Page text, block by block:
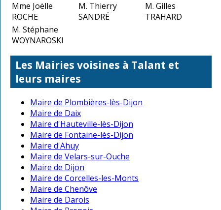
Mme Joëlle
ROCHE
M. Thierry
SANDRÉ
M. Gilles
TRAHARD
M. Stéphane
WOYNAROSKI
Les Mairies voisines à Talant et
leurs maires
Maire de Plombières-lès-Dijon
Maire de Daix
Maire d'Hauteville-lès-Dijon
Maire de Fontaine-lès-Dijon
Maire d'Ahuy
Maire de Velars-sur-Ouche
Maire de Dijon
Maire de Corcelles-les-Monts
Maire de Chenôve
Maire de Darois